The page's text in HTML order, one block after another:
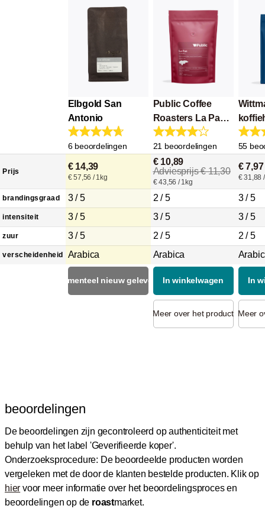
Prijs
brandingsgraad
intensiteit
zuur
verscheidenheid
Elbgold San
Antonio
6 beoordelingen
€ 14,39
€ 57,56 / 1kg
3 / 5
3 / 5
3 / 5
Arabica
Momenteel nieuw geleverd
Public Coffee
Roasters La Paz
Organic
21 beoordelingen
€ 10,89
Adviesprijs € 11,30
€ 43,56 / 1kg
2 / 5
3 / 5
2 / 5
Arabica
In winkelwagen
Meer over het product
55
€ 7,97
€ 31,88
3 / 5
3 / 5
2 / 5
In
Meer
beoordelingen
De beoordelingen zijn gecontroleerd op authenticiteit met
behulp van het label 'Geverifieerde koper'.
Onderzoeksprocedure: De beoordeelde producten worden
vergeleken met de door de klanten bestelde producten. Klik op
hier voor meer informatie over het beoordelingsproces en
beoordelingen op de roastmarket.